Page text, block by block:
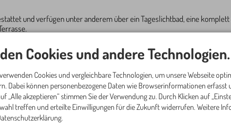
und verfügen unter anderem über ein Tageslichtbad, eine
Ihr Vierbeiner darf nach Absprache gerne mitkommen.
kostenfrei, im Sommer bieten wir Ihnen außerdem die
, kommen Sie vorbei und genießen Sie Ihren Urlaub im idyllischen
Cookies und andere Technologien.
Cookies und vergleichbare Technologien, um unsere Webseite
Dabei können personenbezogene Daten wie Browserinformationen erfasst
„Alle akzeptieren“ stimmen Sie der Verwendung zu. Durch Klicken auf
treffen und erteilte Einwilligungen für die Zukunft widerrufen. Weitere